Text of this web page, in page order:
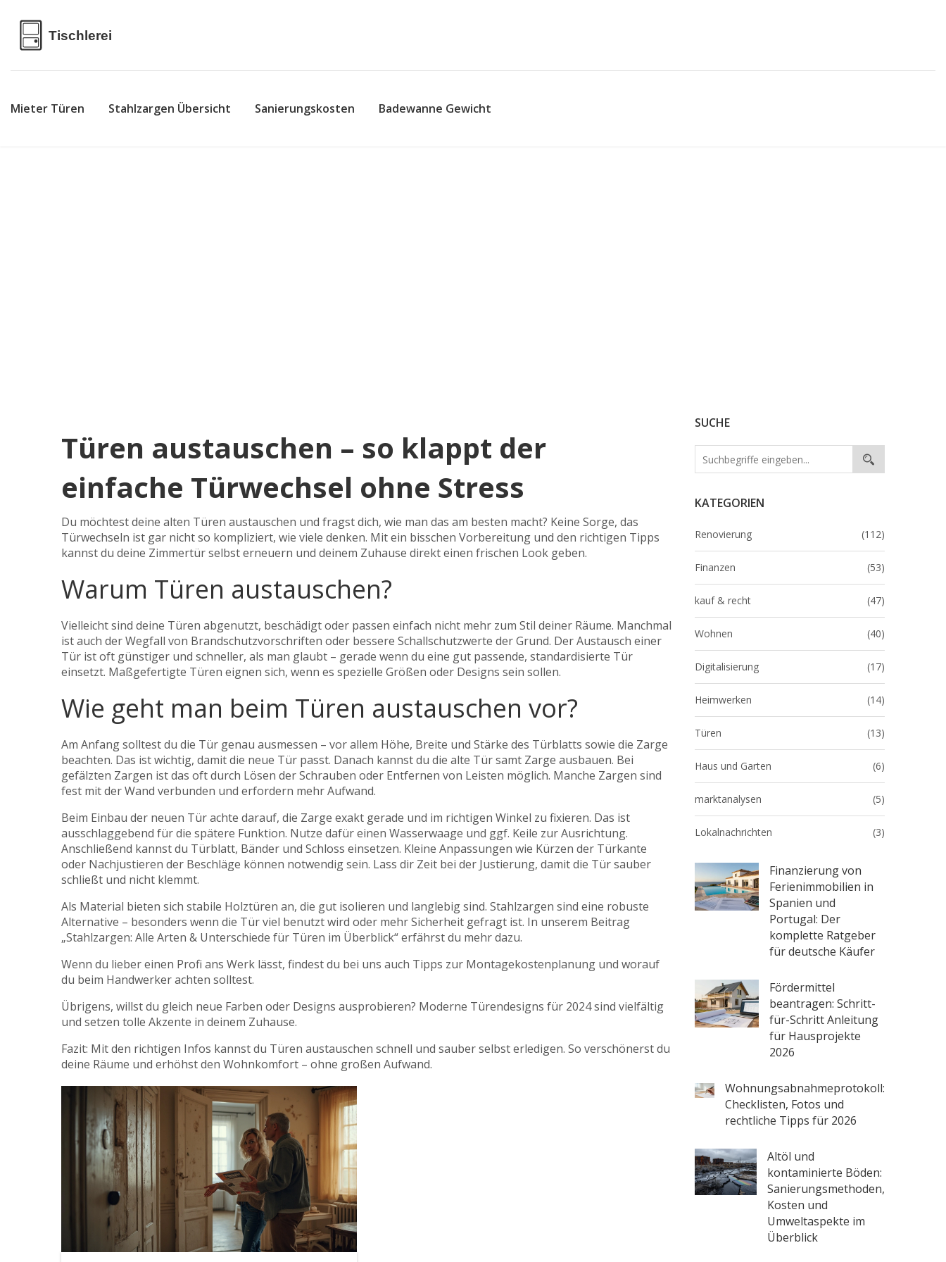
Mieter Türen Stahlzargen Übersicht Sanierungskosten Badewanne Gewicht
SUCHE
KATEGORIEN
Renovierung (112)
Finanzen (53)
kauf & recht (47)
Wohnen (40)
Digitalisierung (17)
Heimwerken (14)
Türen (13)
Haus und Garten (6)
marktanalysen (5)
Lokalnachrichten (3)
Finanzierung von
Ferienimmobilien in
Spanien und
Portugal: Der
komplette Ratgeber
für deutsche Käufer
Fördermittel
beantragen: Schritt-
für-Schritt Anleitung
für Hausprojekte
2026
Wohnungsabnahmeprotokoll:
Checklisten, Fotos und
rechtliche Tipps für 2026
Altöl und
kontaminierte Böden:
Sanierungsmethoden,
Kosten und
Umweltaspekte im
Überblick
Türen austauschen – so klappt der
einfache Türwechsel ohne Stress
Du möchtest deine alten Türen austauschen und fragst dich, wie man das am besten macht? Keine Sorge, das
Türwechseln ist gar nicht so kompliziert, wie viele denken. Mit ein bisschen Vorbereitung und den richtigen Tipps
kannst du deine Zimmertür selbst erneuern und deinem Zuhause direkt einen frischen Look geben.
Warum Türen austauschen?
Vielleicht sind deine Türen abgenutzt, beschädigt oder passen einfach nicht mehr zum Stil deiner Räume. Manchmal
ist auch der Wegfall von Brandschutzvorschriften oder bessere Schallschutzwerte der Grund. Der Austausch einer
Tür ist oft günstiger und schneller, als man glaubt – gerade wenn du eine gut passende, standardisierte Tür
einsetzt. Maßgefertigte Türen eignen sich, wenn es spezielle Größen oder Designs sein sollen.
Wie geht man beim Türen austauschen vor?
Am Anfang solltest du die Tür genau ausmessen – vor allem Höhe, Breite und Stärke des Türblatts sowie die Zarge
beachten. Das ist wichtig, damit die neue Tür passt. Danach kannst du die alte Tür samt Zarge ausbauen. Bei
gefälzten Zargen ist das oft durch Lösen der Schrauben oder Entfernen von Leisten möglich. Manche Zargen sind
fest mit der Wand verbunden und erfordern mehr Aufwand.
Beim Einbau der neuen Tür achte darauf, die Zarge exakt gerade und im richtigen Winkel zu fixieren. Das ist
ausschlaggebend für die spätere Funktion. Nutze dafür einen Wasserwaage und ggf. Keile zur Ausrichtung.
Anschließend kannst du Türblatt, Bänder und Schloss einsetzen. Kleine Anpassungen wie Kürzen der Türkante
oder Nachjustieren der Beschläge können notwendig sein. Lass dir Zeit bei der Justierung, damit die Tür sauber
schließt und nicht klemmt.
Als Material bieten sich stabile Holztüren an, die gut isolieren und langlebig sind. Stahlzargen sind eine robuste
Alternative – besonders wenn die Tür viel benutzt wird oder mehr Sicherheit gefragt ist. In unserem Beitrag
„Stahlzargen: Alle Arten & Unterschiede für Türen im Überblick“ erfährst du mehr dazu.
Wenn du lieber einen Profi ans Werk lässt, findest du bei uns auch Tipps zur Montagekostenplanung und worauf
du beim Handwerker achten solltest.
Übrigens, willst du gleich neue Farben oder Designs ausprobieren? Moderne Türendesigns für 2024 sind vielfältig
und setzen tolle Akzente in deinem Zuhause.
Fazit: Mit den richtigen Infos kannst du Türen austauschen schnell und sauber selbst erledigen. So verschönerst du
deine Räume und erhöhst den Wohnkomfort – ohne großen Aufwand.